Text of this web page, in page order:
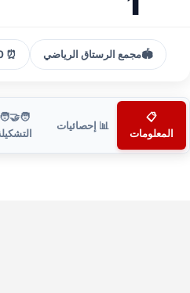
🏟️مجمع الرستاق الرياضي ⏰ 18:30
📋
المعلومات
📊 إحصائيات
🧑‍🤝‍🧑